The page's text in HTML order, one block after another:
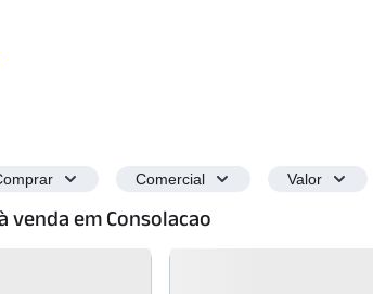
Comercial Valor
venda em Consolacao